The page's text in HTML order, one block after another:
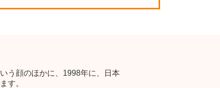
う顔のほかに、1998年に、日本
す。